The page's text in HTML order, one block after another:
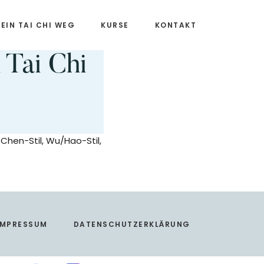
TAI CHI WEG KURSE KONTAKT
Chi
Stil, Wu/Hao-Stil,
DATENSCHUTZERKLÄRUNG